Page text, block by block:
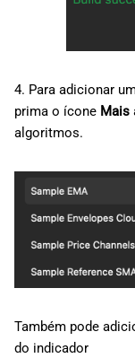
4. Para adicionar
prima o ícone Mais
algoritmos.
Também pode
do indicador